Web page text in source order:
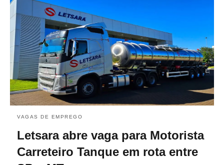
VAGAS DE EMPREGO
Letsara abre vaga para Motorista
Carreteiro Tanque em rota entre